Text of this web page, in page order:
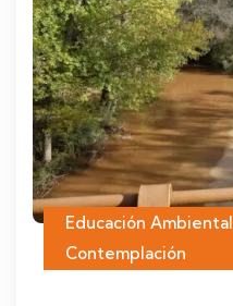
Educación Ambiental
Contemplación